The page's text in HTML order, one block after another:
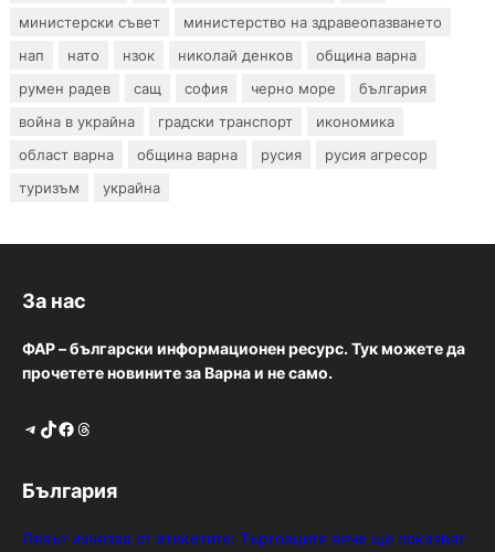
министерски съвет
министерство на здравеопазването
нап
нато нзок николай денков
община варна
румен радев
сащ софия черно море
българия
война в украйна
градски транспорт
икономика
област варна
община варна русия
русия агресор
туризъм
украйна
За нас
ФАР – български информационен ресурс. Тук можете да
прочетете новините за Варна и не само.
Telegram TikTok Facebook Threads
България
Левът изчезва от етикетите: Търговците вече ще показват